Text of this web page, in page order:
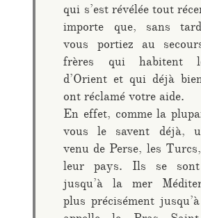
qui s’est révélée tout
importe que, sans
vous portiez au
frères qui habitent
d’Orient et qui déjà
ont réclamé votre aide.
En effet, comme la
vous le savent déjà,
venu de Perse, les
leur pays. Ils se sont
jusqu’à la mer
plus précisément